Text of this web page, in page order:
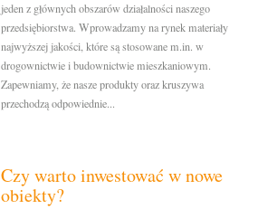
jeden z głównych obszarów działalności naszego
przedsiębiorstwa. Wprowadzamy na rynek materiały
najwyższej jakości, które są stosowane m.in. w
drogownictwie i budownictwie mieszkaniowym.
Zapewniamy, że nasze produkty oraz kruszywa
przechodzą odpowiednie...
Czy warto inwestować w nowe
obiekty?